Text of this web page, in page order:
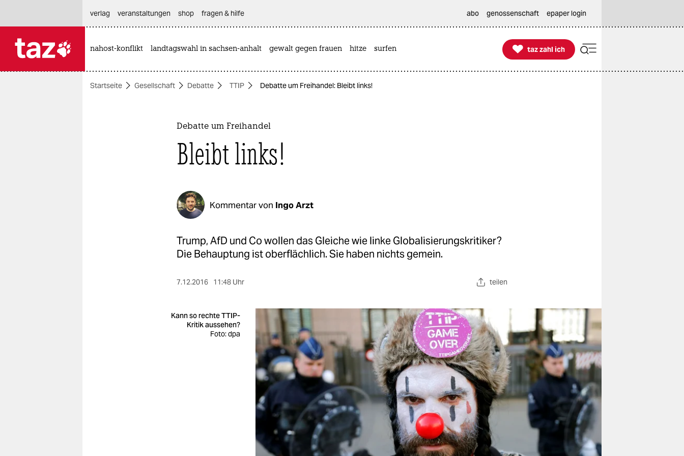
themen
verlag
veranstaltungen shop fragen & hilfe abo genossenschaft epaper login
nahost-konflikt landtagswahl in sachsen-anhalt gewalt gegen frauen hitze surfen 
taz zahl ich
taz zahl ich
Startseite Gesellschaft Debatte TTIP Debatte um Freihandel: Bleibt links!
Debatte um Freihandel
Bleibt links!
Kommentar von Ingo Arzt
Trump, AfD und Co wollen das Gleiche wie linke Globalisierungskritiker?
Die Behauptung ist oberflächlich. Sie haben nichts gemein.
7.12.2016 11:48 Uhr teilen
Kann so rechte TTIP-
Kritik aussehen?
Foto: dpa